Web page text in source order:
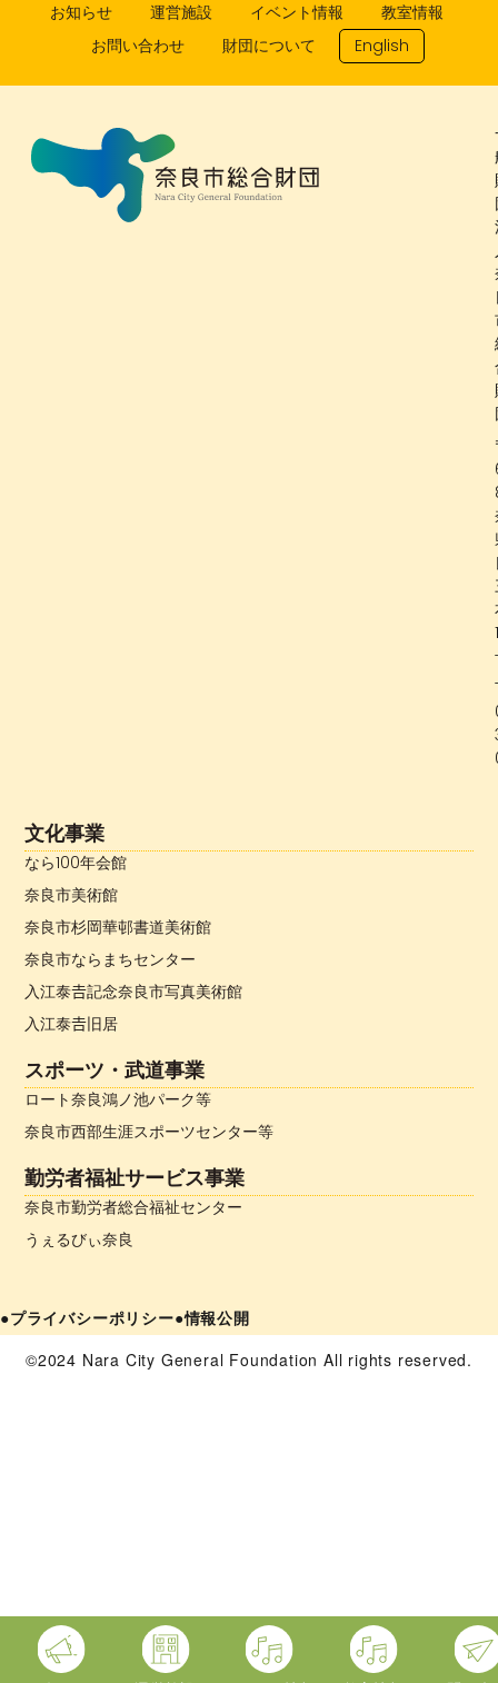
お知らせ 運営施設 イベント情報
教室情報
お問い合わせ
財団について English
文化事業
なら100年会館
奈良市美術館
奈良市杉岡華邨書道美術館
奈良市ならまちセンター
入江泰𠮷記念奈良市写真美術館
入江泰𠮷旧居
スポーツ・武道事業
ロート奈良鴻ノ池パーク等
奈良市西部生涯スポーツセンター等
勤労者福祉サービス事業
奈良市勤労者総合福祉センター
うぇるびぃ奈良
●プライバシーポリシー●情報公開
©2024 Nara City General Foundation All rights reserved.